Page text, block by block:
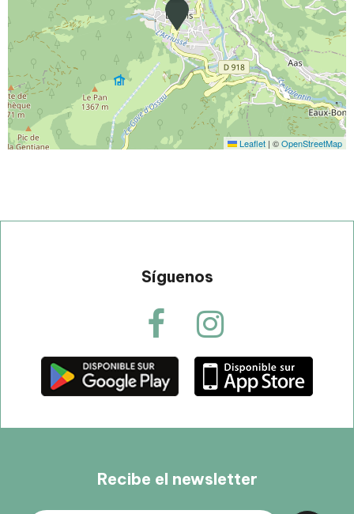
Leaflet | ©OpenStreetMap
Síguenos
Recibe el newsletter